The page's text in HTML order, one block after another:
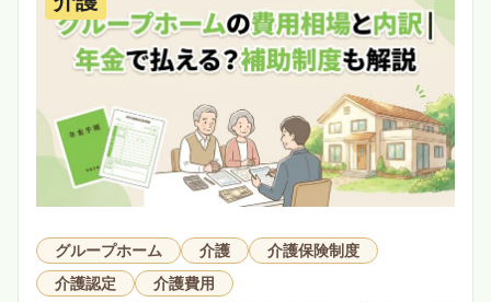
グループホーム 介護
介護保険制度
介護認定
介護費用